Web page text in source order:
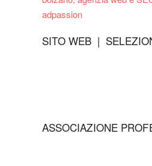
SITO WEB |
ASSOCIAZIONE